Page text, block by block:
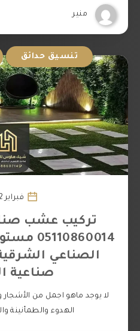
منير
تنسيق حدائق
فبراير 12, 2023
تركيب عشب
الصناعي
صناعية
لا يوجد ماهو اجمل من الأشجار
الهدوء والطمأنينة